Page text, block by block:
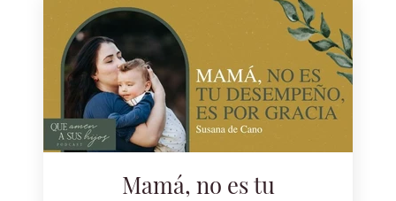
Mamá, no es tu